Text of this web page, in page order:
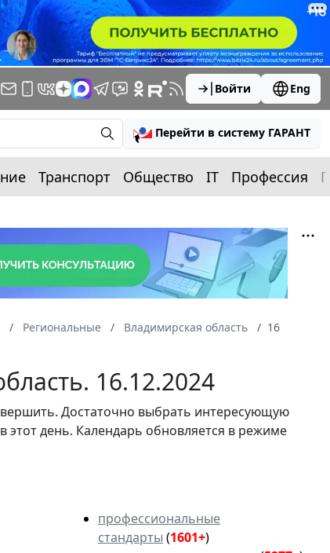
Войти Eng
Перейти в систему ГАРАНТ
Транспорт Общество IT Профессия
Региональные Владимирская область
16
16.12.2024
Достаточно выбрать интересующую
этот день. Календарь обновляется в режиме
профессиональные
стандарты (1601+)